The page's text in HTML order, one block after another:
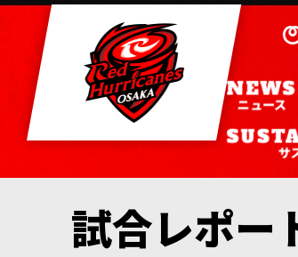
ニュース
サ
試合レポー